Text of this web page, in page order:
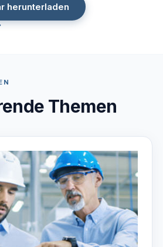
herunterladen
Themen